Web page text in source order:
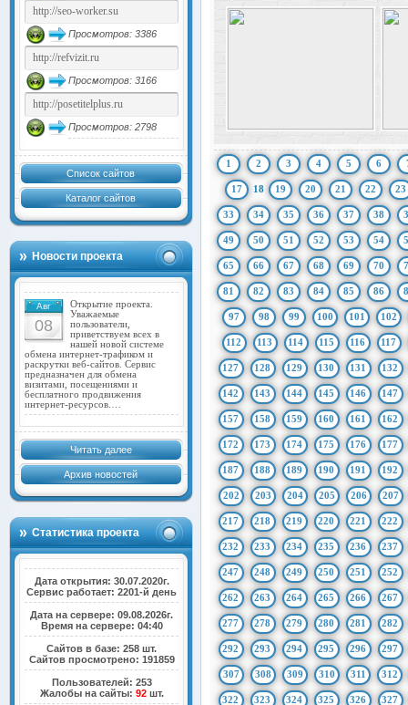
Просмотров: 3386
Просмотров: 3166
Просмотров: 2798
Список сайтов
Каталог сайтов
Новости проекта
Авг
08
Открытие проекта.
Уважаемые
пользователи,
приветствуем всех в
нашей новой системе
обмена интернет-трафиком и
раскрутки веб-сайтов. Сервис
предназначен для обмена
визитами, посещениями и
бесплатного продвижения
интернет-ресурсов.…
Читать далее
Архив новостей
Статистика проекта
Дата открытия: 30.07.2020г.
Сервис работает: 2201-й день
Дата на сервере: 09.08.2026г.
Время на сервере: 04:40
Сайтов в базе: 258 шт.
Сайтов просмотрено: 191859
Пользователей: 253
Жалобы на сайты: 92шт.
1 2 3 4 5 6
17 18 19 20 21 22 23
33 34 35 36 37 38
49 50 51 52 53 54
65 66 67 68 69 70
81 82 83 84 85 86
97 98 99 100 101 102
112 113 114 115 116 117
127 128 129 130 131 132
142 143 144 145 146 147
157 158 159 160 161 162
172 173 174 175 176 177
187 188 189 190 191 192
202 203 204 205 206 207
217 218 219 220 221 222
232 233 234 235 236 237
247 248 249 250 251 252
262 263 264 265 266 267
277 278 279 280 281 282
292 293 294 295 296 297
307 308 309 310 311 312
322 323 324 325 326 327